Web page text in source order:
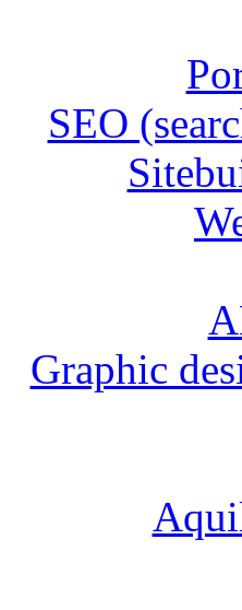
SEO
Graphic